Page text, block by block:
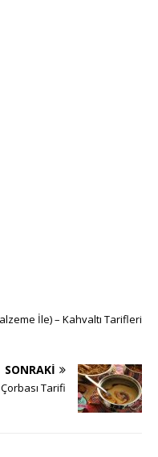
İle) – Kahvaltı Tarifleri
SONRAKI
Tarifi